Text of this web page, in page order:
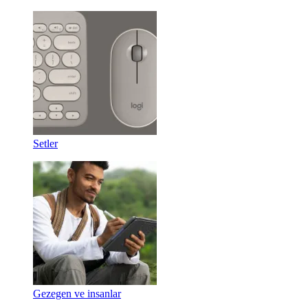
Setler
Gezegen ve insanlar